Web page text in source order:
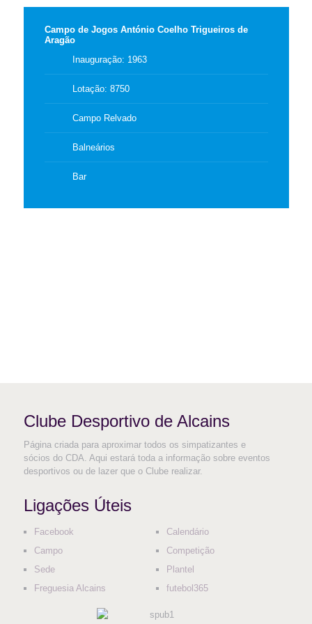
Campo de Jogos António Coelho Trigueiros de
Aragão
Inauguração: 1963
Lotação: 8750
Campo Relvado
Balneários
Bar
Clube Desportivo de Alcains
Página criada para aproximar todos os simpatizantes e
sócios do CDA. Aqui estará toda a informação sobre eventos
desportivos ou de lazer que o Clube realizar.
Ligações Úteis
Facebook
Campo
Sede
Freguesia Alcains
Calendário
Competição
Plantel
futebol365